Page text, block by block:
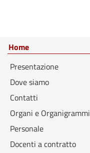
Home
Presentazione
Dove siamo
Contatti
Organi e Organigrammi
Personale
Docenti a contratto